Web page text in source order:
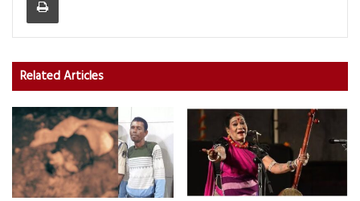
Related Articles